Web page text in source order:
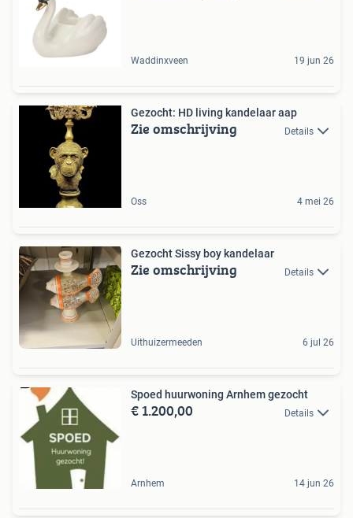
Waddinxveen 19 jun 26
Gezocht: HD living kandelaar aap
Zie omschrijving Details
Oss 4 mei 26
Gezocht Sissy boy kandelaar
Zie omschrijving Details
Uithuizermeeden 6 jul 26
Spoed huurwoning Arnhem gezocht
€ 1.200,00 Details
Arnhem 14 jun 26